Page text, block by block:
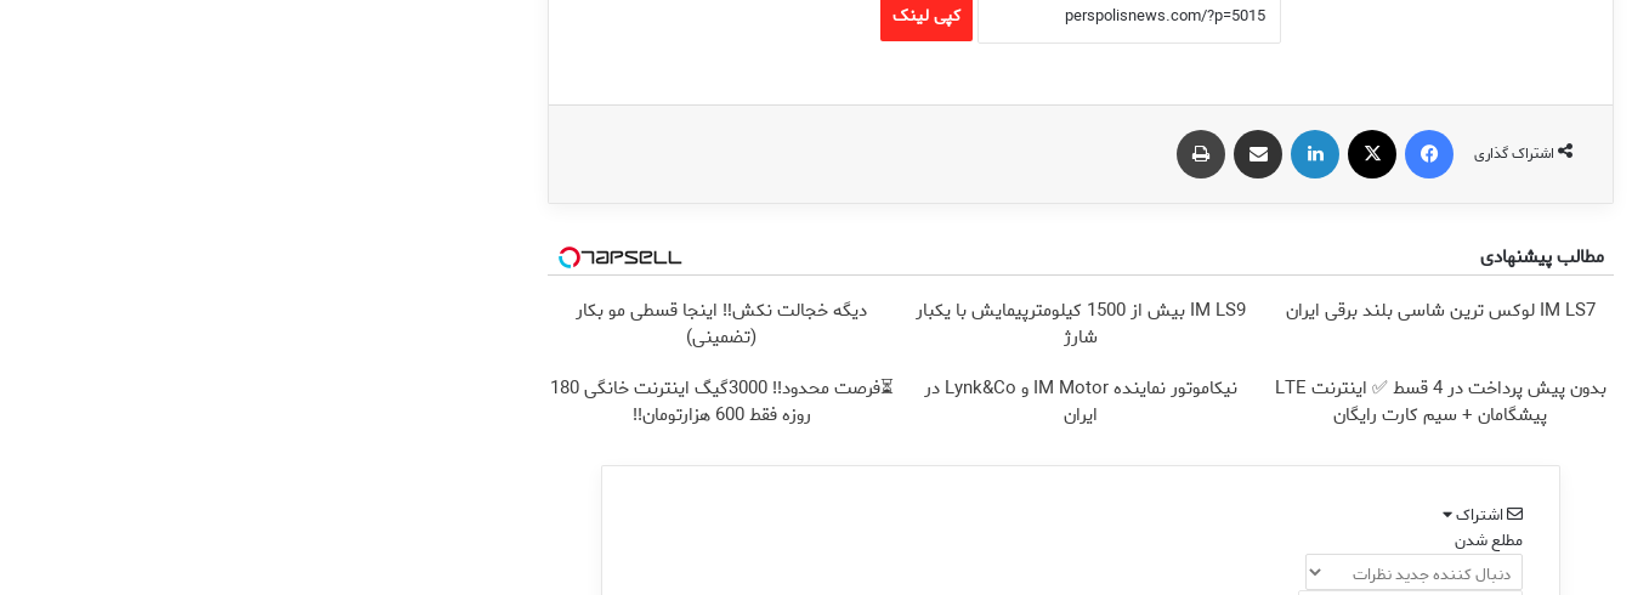
کپی لینک
اشتراک گذاری
فیس بوک لینکدین اشتراک گذاری از طریق ایمیل
مطالب پیشنهادی
IM LS7 لوکس ترین شاسی بلند برقی ایران
IM LS9 بیش از 1500 کیلومترپیمایش با یکبار
شارژ
دیگه خجالت نکش‼️ اینجا قسطی مو بکار
(تضمینی)
بدون پیش پرداخت در 4 قسط ✅ اینترنت LTE
پیشگامان + سیم کارت رایگان
نیکاموتور نماینده IM Motor و Lynk&Co در
ایران
⏳فرصت محدود!! 3000گیگ اینترنت خانگی 180
روزه فقط 600 هزارتومان!!
اشتراک
مطلع شدن